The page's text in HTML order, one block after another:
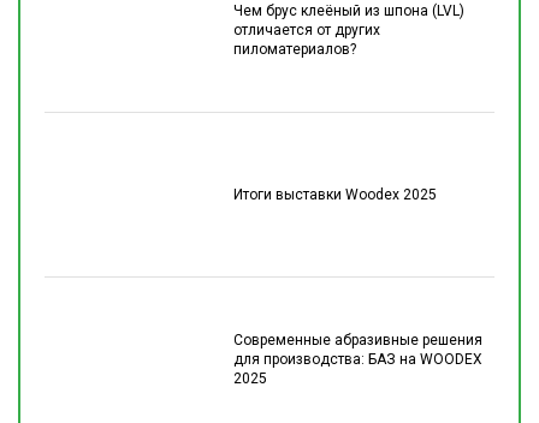
Чем брус клеёный из шпона (LVL)
отличается от других
пиломатериалов?
Итоги выставки Woodex 2025
Современные абразивные решения
для производства: БАЗ на WOODEX
2025